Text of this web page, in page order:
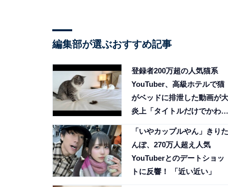
編集部が選ぶおすすめ記事
登録者200万超の人気猫系
YouTuber、高級ホテルで猫
がベッドに排泄した動画が大
炎上「タイトルだけでかわい
「いやカップルやん」きりた
んぽ、270万人超え人気
YouTuberとのデートショッ
トに反響！ 「近い近い」